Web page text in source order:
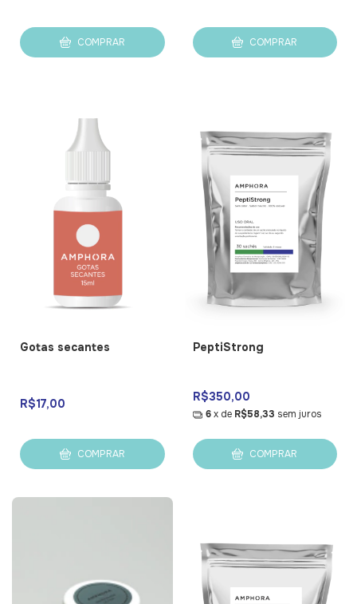
COMPRAR COMPRAR
Gotas secantes
R$17,00
COMPRAR
PeptiStrong
R$350,00
6 x de R$58,33 sem juros
COMPRAR